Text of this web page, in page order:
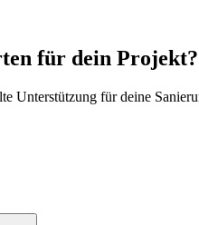
für dein Projekt?
Unterstützung für deine